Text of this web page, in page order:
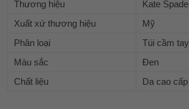
Thương hiệu
Kate Spade
Xuất xứ thương hiệu
Mỹ
Phân loại
Túi cầm tay
Màu sắc
Đen
Chất liệu
Da cao cấp